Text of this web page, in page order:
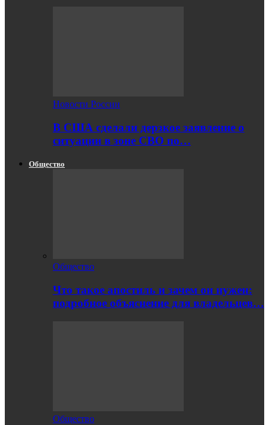
Новости России
В США сделали дерзкое заявление о
ситуации в зоне СВО по…
Общество
Общество
Что такое апостиль и зачем он нужен:
подробное объяснение для владельцев…
Общество